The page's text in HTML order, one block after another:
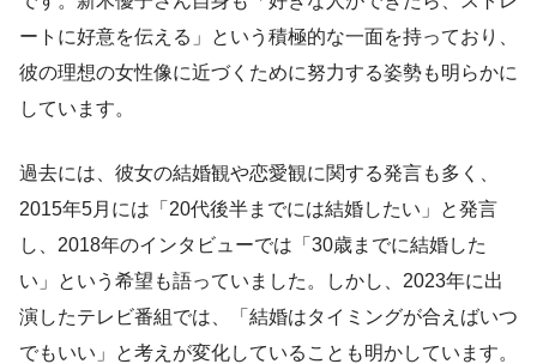
ートに好意を伝える」という積極的な一面を持っており、
彼の理想の女性像に近づくために努力する姿勢も明らかに
しています。
過去には、彼女の結婚観や恋愛観に関する発言も多く、
2015年5月には「20代後半までには結婚したい」と発言
し、2018年のインタビューでは「30歳までに結婚した
い」という希望も語っていました。しかし、2023年に出
演したテレビ番組では、「結婚はタイミングが合えばいつ
でもいい」と考えが変化していることも明かしています。